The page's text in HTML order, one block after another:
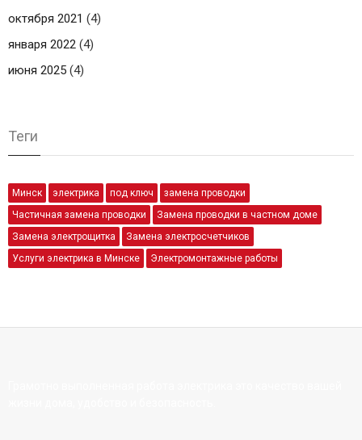
октября 2021 (4)
января 2022 (4)
июня 2025 (4)
Теги
Минск электрика под ключ
замена проводки
Частичная замена проводки
Замена проводки в частном доме
Замена электрощитка
Замена электросчетчиков
Услуги электрика в Минске
Электромонтажные работы